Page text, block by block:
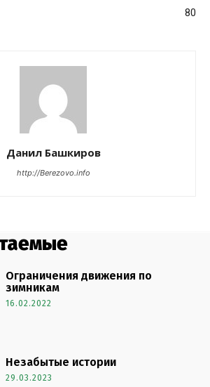
80
Данил Башкиров
http://Berezovo.info
Ограничения движения по
зимникам
16.02.2022
Незабытые истории
29.03.2023